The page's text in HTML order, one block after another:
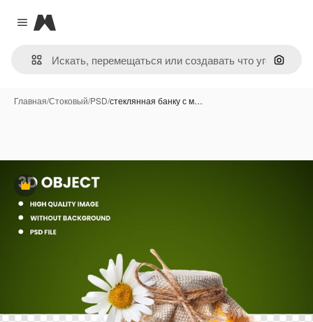
Close menu
Magnific
Поиск
Главная/Стоковый/PSD/стеклянная банку с м…
Премиум